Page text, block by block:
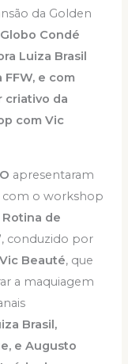
da Golden
Condé
Luiza Brasil
e com
criativo da
com Vic
apresentaram
com o workshop
Rotina de
, conduzido por
Beauté, que
a maquiagem
Brasil,
e Augusto